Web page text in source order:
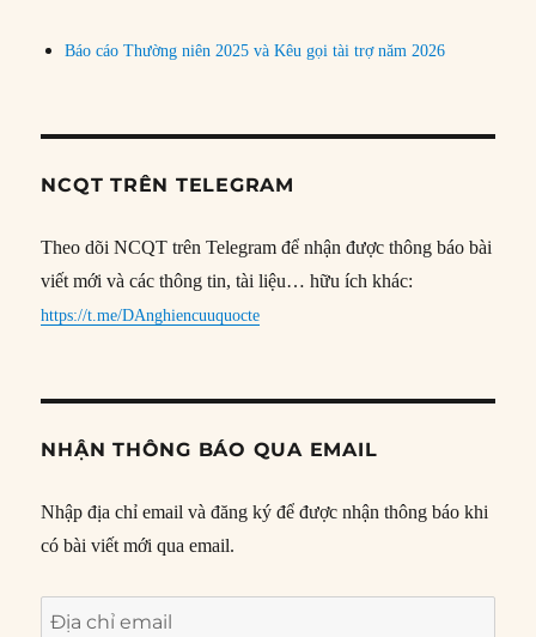
Báo cáo Thường niên 2025 và Kêu gọi tài trợ năm 2026
NCQT TRÊN TELEGRAM
Theo dõi NCQT trên Telegram để nhận được thông báo bài
viết mới và các thông tin, tài liệu… hữu ích khác:
https://t.me/DAnghiencuuquocte
NHẬN THÔNG BÁO QUA EMAIL
Nhập địa chỉ email và đăng ký để được nhận thông báo khi
có bài viết mới qua email.
Địa